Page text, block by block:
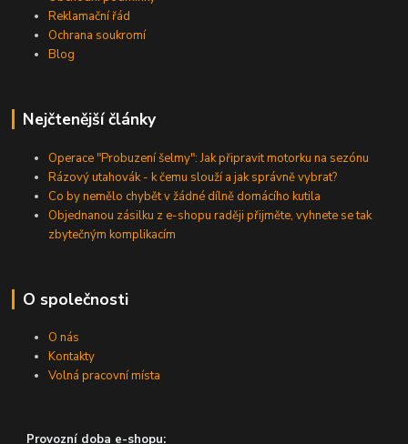
Reklamační řád
Ochrana soukromí
Blog
Nejčtenější články
Operace "Probuzení šelmy": Jak připravit motorku na sezónu
Rázový utahovák - k čemu slouží a jak správně vybrat?
Co by nemělo chybět v žádné dílně domácího kutila
Objednanou zásilku z e-shopu raději přijměte, vyhnete se tak
zbytečným komplikacím
O společnosti
O nás
Kontakty
Volná pracovní místa
Provozní doba e-shopu: